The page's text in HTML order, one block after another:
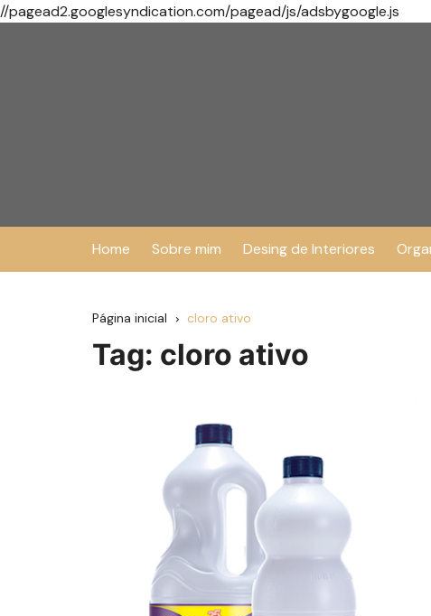
//pagead2.googlesyndication.com/pagead/js/adsbygoogle.js
Home Sobre mim Desing de Interiores
Página inicial cloro ativo
Tag: cloro ativo